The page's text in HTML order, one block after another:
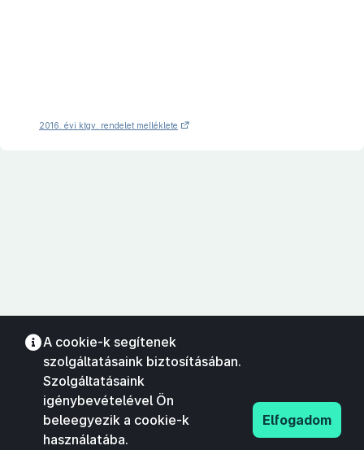
2016. évi ktgv. rendelet melléklete
A cookie-k segítenek
szolgáltatásaink biztosításában.
Szolgáltatásaink
igénybevételével Ön
beleegyezik a cookie-k
használatába.
Elfogadom